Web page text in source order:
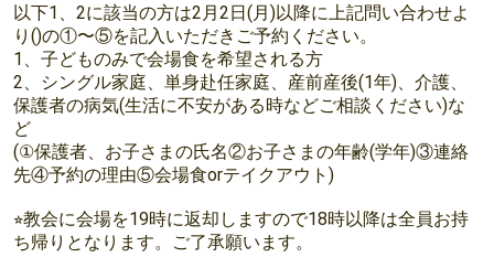
以下1、2に該当の方は2月2日(月)以降に上記問い合わせよ
り()の①〜⑤を記入いただきご予約ください。
1、子どものみで会場食を希望される方
2、シングル家庭、単身赴任家庭、産前産後(1年)、介護、
保護者の病気(生活に不安がある時などご相談ください)な
ど
(①保護者、お子さまの氏名②お子さまの年齢(学年)③連絡
先④予約の理由⑤会場食orテイクアウト)
⭐︎教会に会場を19時に返却しますので18時以降は全員お持
ち帰りとなります。ご了承願います。